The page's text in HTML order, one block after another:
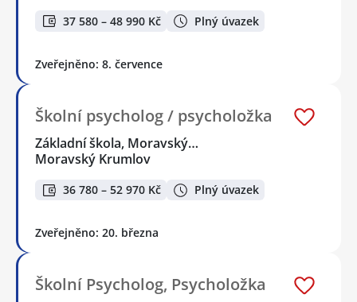
37 580 – 48 990 Kč Plný úvazek
Zveřejněno: 8. července
Školní psycholog / psycholožka
Základní škola, Moravský…
Moravský Krumlov
36 780 – 52 970 Kč Plný úvazek
Zveřejněno: 20. března
Školní Psycholog, Psycholožka